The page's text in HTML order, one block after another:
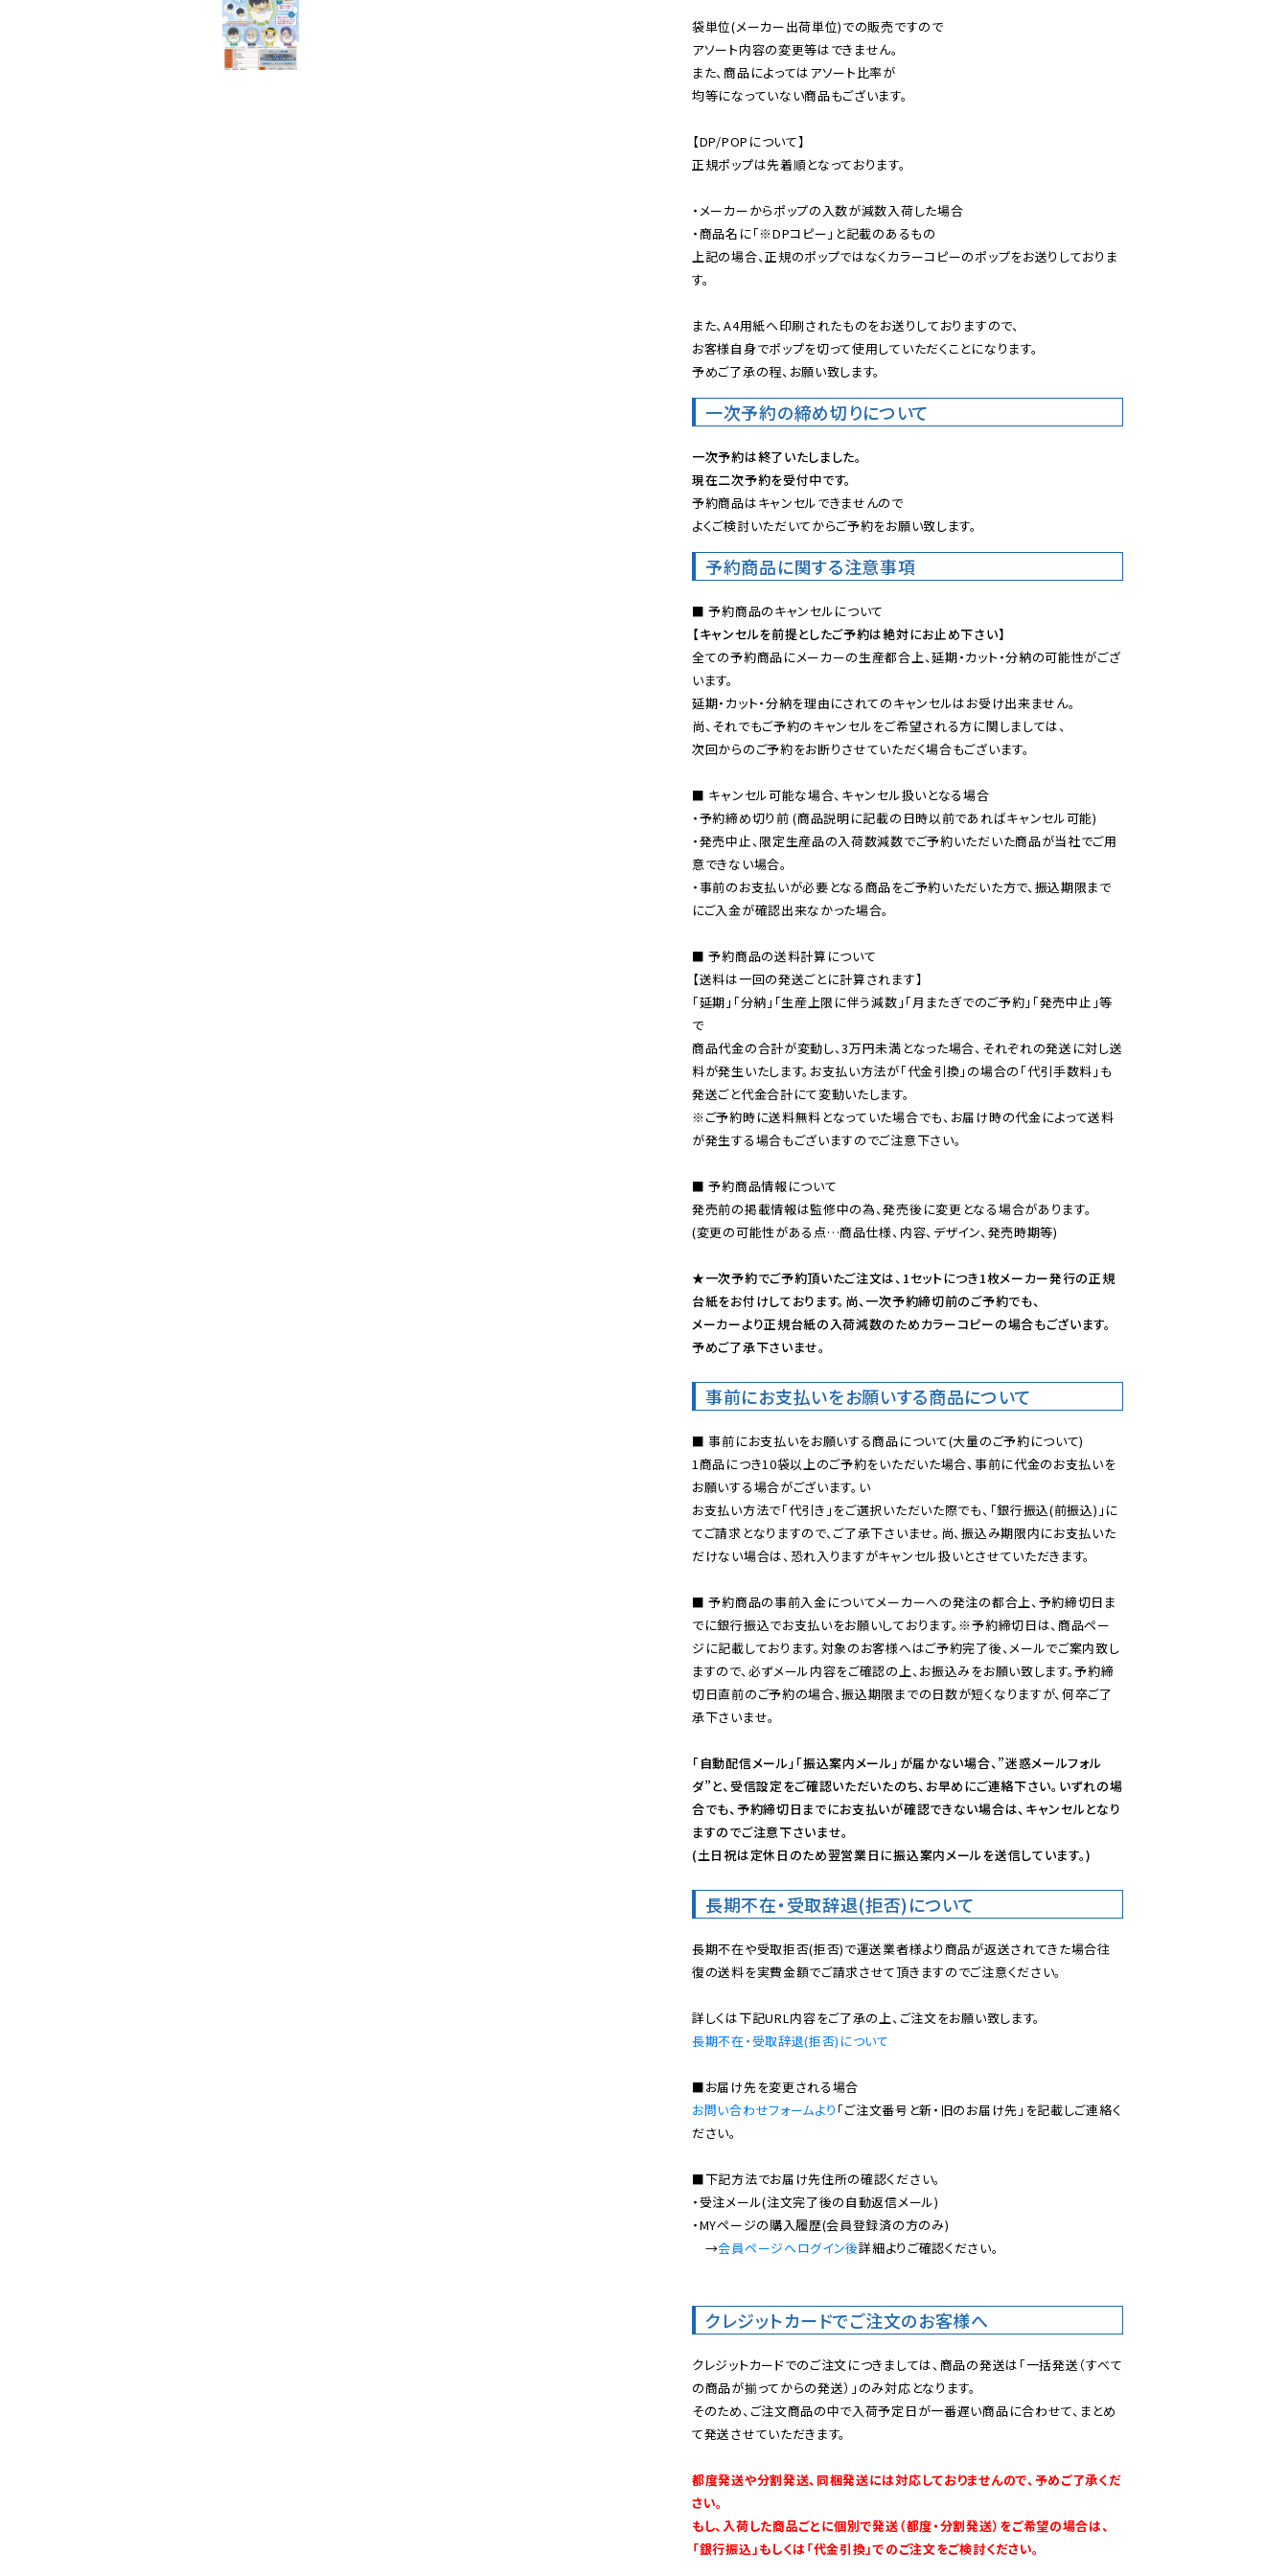
袋単位(メーカー出荷単位)での販売ですので
アソート内容の変更等はできません。
また、商品によってはアソート比率が
均等になっていない商品もございます。
【DP/POPについて】
正規ポップは先着順となっております。
・メーカーからポップの入数が減数入荷した場合
・商品名に「※DPコピー」と記載のあるもの
上記の場合、正規のポップではなくカラーコピーのポップをお送りしておりま
す。
また、A4用紙へ印刷されたものをお送りしておりますので、
お客様自身でポップを切って使用していただくことになります。
予めご了承の程、お願い致します。
一次予約の締め切りについて
一次予約は終了いたしました。
現在二次予約を受付中です。
予約商品はキャンセルできませんので
よくご検討いただいてからご予約をお願い致します。
予約商品に関する注意事項
【キャンセルを前提としたご予約は絶対にお止め下さい】
全ての予約商品にメーカーの生産都合上、延期・カット・分納の可能性がござ
います。
延期・カット・分納を理由にされてのキャンセルはお受け出来ません。
尚、それでもご予約のキャンセルをご希望される方に関しましては、
次回からのご予約をお断りさせていただく場合もございます。
■ キャンセル可能な場合、キャンセル扱いとなる場合
・予約締め切り前 (商品説明に記載の日時以前であればキャンセル可能)
・発売中止、限定生産品の入荷数減数でご予約いただいた商品が当社でご用
意できない場合。
・事前のお支払いが必要となる商品をご予約いただいた方で、振込期限まで
にご入金が確認出来なかった場合。
■ 予約商品の送料計算について
【送料は一回の発送ごとに計算されます】
「延期」「分納」「生産上限に伴う減数」「月またぎでのご予約」「発売中止」等
で
商品代金の合計が変動し、3万円未満となった場合、それぞれの発送に対し送
料が発生いたします。お支払い方法が「代金引換」の場合の「代引手数料」も
※ご予約時に送料無料となっていた場合でも、お届け時の代金によって送料
が発生する場合もございますのでご注意下さい。
■ 予約商品情報について
発売前の掲載情報は監修中の為、発売後に変更となる場合があります。
(変更の可能性がある点…商品仕様、内容、デザイン、発売時期等)
★一次予約でご予約頂いたご注文は、1セットにつき1枚メーカー発行の正規
台紙をお付けしております。尚、一次予約締切前のご予約でも、
メーカーより正規台紙の入荷減数のためカラーコピーの場合もございます。
予めご了承下さいませ。
事前にお支払いをお願いする商品について
■ 事前にお支払いをお願いする商品について(大量のご予約について)
1商品につき10袋以上のご予約をいただいた場合、事前に代金のお支払いを
お願いする場合がございます。い
お支払い方法で「代引き」をご選択いただいた際でも、「銀行振込(前振込)」に
てご請求となりますので、ご了承下さいませ。尚、振込み期限内にお支払いた
だけない場合は、恐れ入りますがキャンセル扱いとさせていただきます。
■ 予約商品の事前入金についてメーカーへの発注の都合上、予約締切日ま
でに銀行振込でお支払いをお願いしております。※予約締切日は、商品ペー
ジに記載しております。対象のお客様へはご予約完了後、メールでご案内致し
ますので、必ずメール内容をご確認の上、お振込みをお願い致します。予約締
切日直前のご予約の場合、振込期限までの日数が短くなりますが、何卒ご了
承下さいませ。
「自動配信メール」「振込案内メール」が届かない場合、”迷惑メールフォル
ダ”と、受信設定をご確認いただいたのち、お早めにご連絡下さい。いずれの場
合でも、予約締切日までにお支払いが確認できない場合は、キャンセルとなり
ますのでご注意下さいませ。
(土日祝は定休日のため翌営業日に振込案内メールを送信しています。)
長期不在・受取辞退(拒否)について
長期不在や受取拒否(拒否)で運送業者様より商品が返送されてきた場合往
復の送料を実費金額でご請求させて頂きますのでご注意ください。
長期不在・受取辞退(拒否)について
お問い合わせフォームより 「ご注文番号と新・旧のお届け先」を記載しご連絡く
ださい。
■下記方法でお届け先住所の確認ください。
・受注メール(注文完了後の自動返信メール)
・MYページの購入履歴(会員登録済の方のみ)
→会員ページへログイン後詳細よりご確認ください。
クレジットカードでご注文のお客様へ
クレジットカードでのご注文につきましては、商品の発送は「一括発送（すべて
の商品が揃ってからの発送）」のみ対応となります。
そのため、ご注文商品の中で入荷予定日が一番遅い商品に合わせて、まとめ
て発送させていただきます。
都度発送や分割発送、同梱発送には対応しておりませんので、予めご了承くだ
さい。
もし、入荷した商品ごとに個別で発送（都度・分割発送）をご希望の場合は、
「銀行振込」もしくは「代金引換」でのご注文をご検討ください。